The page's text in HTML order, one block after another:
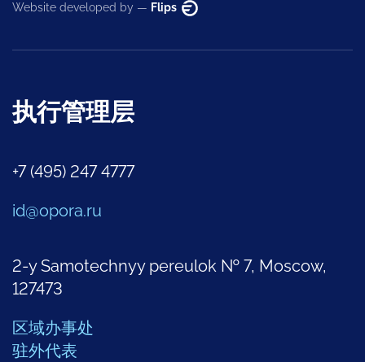
Website developed by — Flips
执行管理层
+7 (495) 247 4777
id@opora.ru
2-y Samotechnyy pereulok № 7, Moscow,
127473
区域办事处
驻外代表